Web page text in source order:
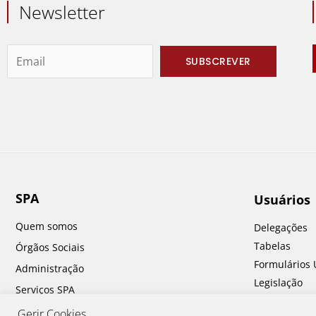
Newsletter
SPA
Quem somos
Órgãos Sociais
Administração
Serviços SPA
Prémios SPA
Usuários
Delegações
Tabelas
Formulários
Legislação